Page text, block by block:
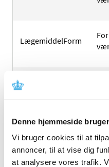
Denne hjemmeside
Vi bruger cookies til at
annoncer, til at vise dig
at analysere vores trafik.
LægemiddelForm
Styrke
AktiveSubstanser